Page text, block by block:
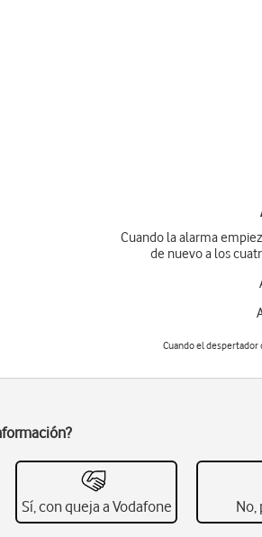
Cuando la alarma
de nuevo a los
Cuando el
Sí, con queja a Vodafone No,